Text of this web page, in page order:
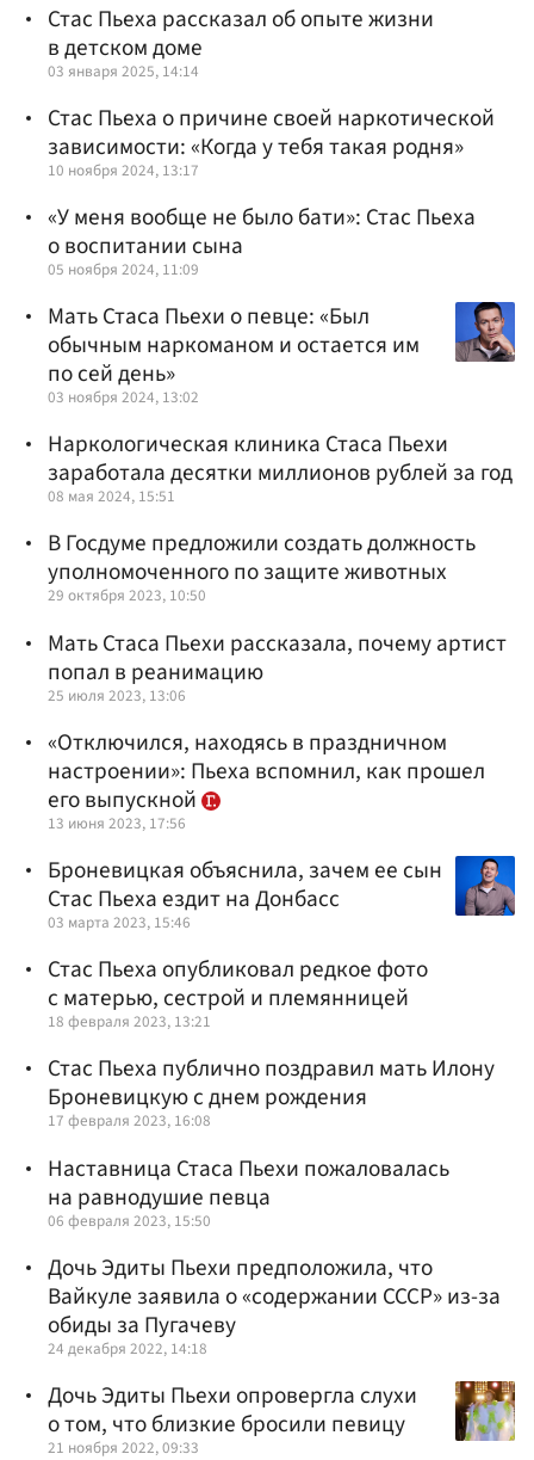
Стас Пьеха рассказал об опыте жизни
в детском доме
03 января 2025, 14:14
Стас Пьеха о причине своей наркотической
зависимости: «Когда у тебя такая родня»
10 ноября 2024, 13:17
«У меня вообще не было бати»: Стас Пьеха
о воспитании сына
05 ноября 2024, 11:09
Мать Стаса Пьехи о певце: «Был
обычным наркоманом и остается им
по сей день»
03 ноября 2024, 13:02
Наркологическая клиника Стаса Пьехи
заработала десятки миллионов рублей за год
08 мая 2024, 15:51
В Госдуме предложили создать должность
уполномоченного по защите животных
29 октября 2023, 10:50
Мать Стаса Пьехи рассказала, почему артист
попал в реанимацию
25 июля 2023, 13:06
«Отключился, находясь в праздничном
настроении»: Пьеха вспомнил, как прошел
его выпускной
13 июня 2023, 17:56
Броневицкая объяснила, зачем ее сын
Стас Пьеха ездит на Донбасс
03 марта 2023, 15:46
Стас Пьеха опубликовал редкое фото
с матерью, сестрой и племянницей
18 февраля 2023, 13:21
Стас Пьеха публично поздравил мать Илону
Броневицкую с днем рождения
17 февраля 2023, 16:08
Наставница Стаса Пьехи пожаловалась
на равнодушие певца
06 февраля 2023, 15:50
Дочь Эдиты Пьехи предположила, что
Вайкуле заявила о «содержании СССР» из-за
обиды за Пугачеву
24 декабря 2022, 14:18
Дочь Эдиты Пьехи опровергла слухи
о том, что близкие бросили певицу
21 ноября 2022, 09:33